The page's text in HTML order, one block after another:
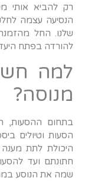
רק להביא אותי
הנסיעה עצמה
שלנו. החל
להורדה בפתח
למה
מנוסה?
בתחום ההסעות,
הסעות וטיולים
היכולת לתת
חתונתם ועד
שמה את הנוסע